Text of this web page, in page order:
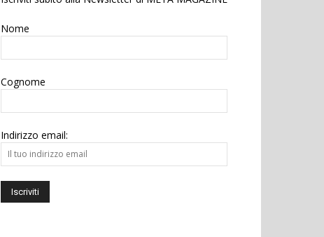
Nome
Cognome
Indirizzo email: